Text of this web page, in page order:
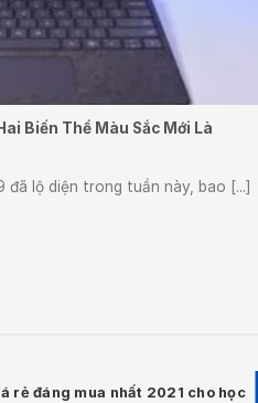
Biến Thể Màu Sắc Mới Là
lộ diện trong tuần này, bao [...]
rẻ đáng mua nhất 2021 cho học